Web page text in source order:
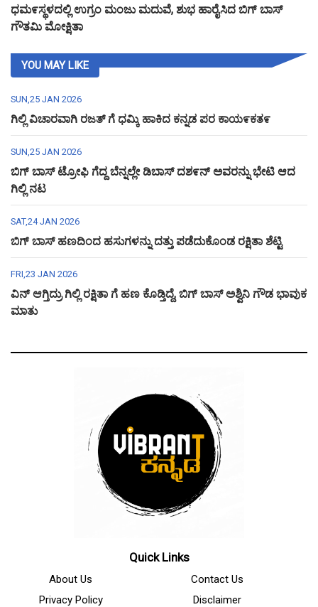
ಧಮ೯ಸ್ಥಳದಲ್ಲಿ ಉಗ್ರಂ ಮಂಜು ಮದುವೆ, ಶುಭ ಹಾರೈಸಿದ ಬಿಗ್ ಬಾಸ್
ಗೌತಮಿ ಮೋಕ್ಷಿತಾ
YOU MAY LIKE
SUN,25 JAN 2026
ಗಿಲ್ಲಿ ವಿಚಾರವಾಗಿ ರಜತ್ ಗೆ ಧಮ್ಕಿ ಹಾಕಿದ ಕನ್ನಡ ಪರ ಕಾಯ೯ಕತ೯
SUN,25 JAN 2026
ಬಿಗ್ ಬಾಸ್ ಟ್ರೋಫಿ ಗೆದ್ದ ಬೆನ್ನಲ್ಲೇ ಡಿಬಾಸ್ ದಶ೯ನ್ ಅವರನ್ನು ಭೇಟಿ ಆದ
ಗಿಲ್ಲಿ ನಟ
SAT,24 JAN 2026
ಬಿಗ್ ಬಾಸ್ ಹಣದಿಂದ ಹಸುಗಳನ್ನು ದತ್ತು ಪಡೆದುಕೊಂಡ ರಕ್ಷಿತಾ ಶೆಟ್ಟಿ
FRI,23 JAN 2026
ವಿನ್ ಆಗ್ತಿದ್ರು ಗಿಲ್ಲಿ ರಕ್ಷಿತಾ ಗೆ ಹಣ ಕೊಡ್ತಿದ್ದೆ, ಬಿಗ್ ಬಾಸ್ ಅಶ್ವಿನಿ ಗೌಡ ಭಾವುಕ
ಮಾತು
Quick Links
About Us
Contact Us
Privacy Policy
Disclaimer